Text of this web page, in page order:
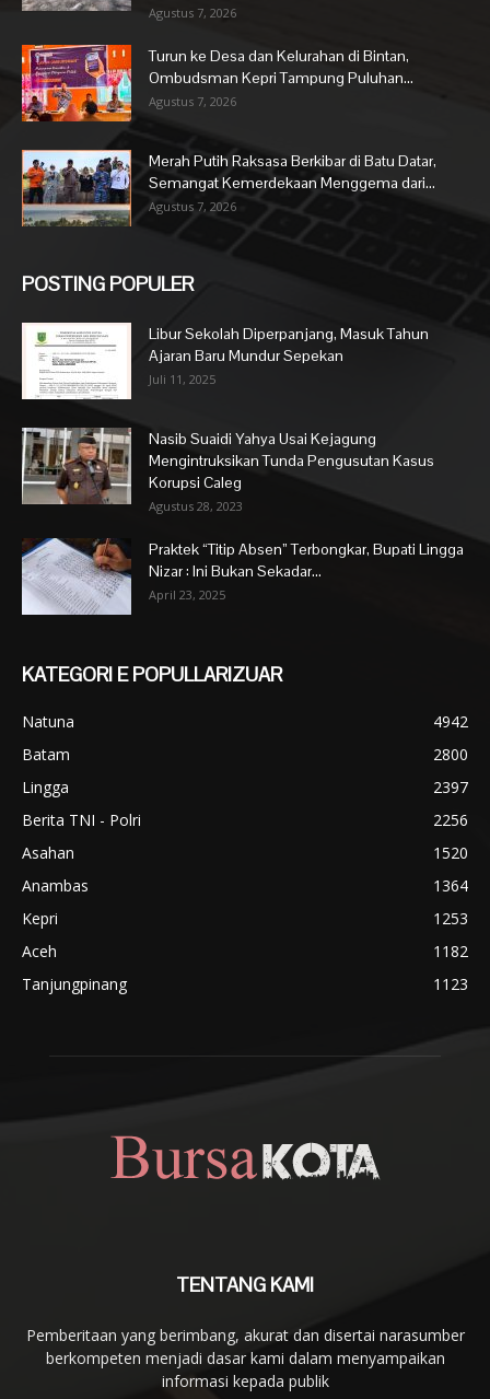
Agustus 7, 2026
Turun ke Desa dan Kelurahan di Bintan,
Ombudsman Kepri Tampung Puluhan...
Agustus 7, 2026
Merah Putih Raksasa Berkibar di Batu Datar,
Semangat Kemerdekaan Menggema dari...
Agustus 7, 2026
POSTING POPULER
Libur Sekolah Diperpanjang, Masuk Tahun
Ajaran Baru Mundur Sepekan
Juli 11, 2025
Nasib Suaidi Yahya Usai Kejagung
Mengintruksikan Tunda Pengusutan Kasus
Korupsi Caleg
Agustus 28, 2023
Praktek “Titip Absen” Terbongkar, Bupati Lingga
Nizar : Ini Bukan Sekadar...
April 23, 2025
KATEGORI E POPULLARIZUAR
Natuna
4942
Batam
2800
Lingga
2397
Berita TNI - Polri
2256
Asahan
1520
Anambas
1364
Kepri
1253
Aceh
1182
Tanjungpinang
1123
TENTANG KAMI
Pemberitaan yang berimbang, akurat dan disertai narasumber
berkompeten menjadi dasar kami dalam menyampaikan
informasi kepada publik